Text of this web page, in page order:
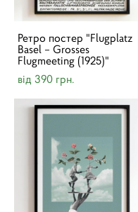
Ретро постер "Flugplatz
Basel – Grosses
Flugmeeting (1925)"
від 390 грн.